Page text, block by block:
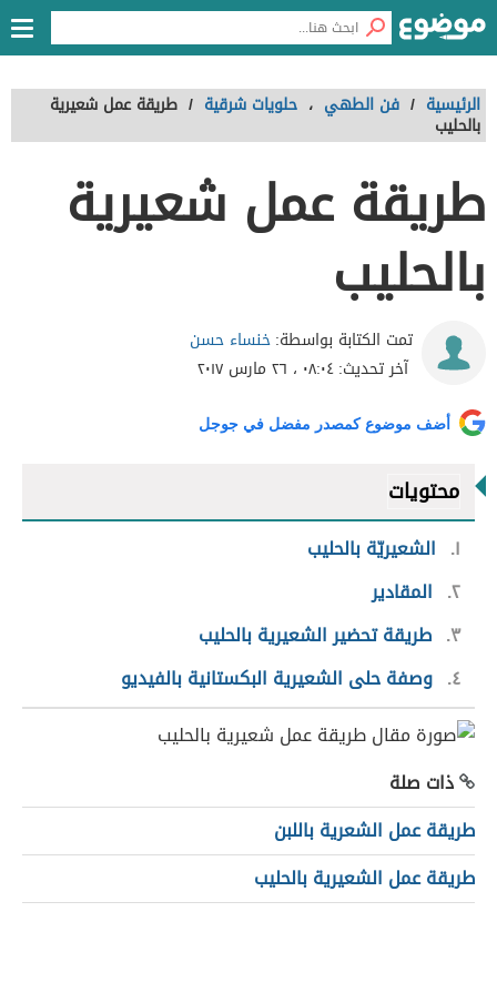
الرئيسية / فن الطهي ، حلويات شرقية / طريقة عمل شعيرية
بالحليب
طريقة عمل شعيرية
بالحليب
تمت الكتابة بواسطة:خنساء حسن
آخر تحديث:٠٨:٠٤ ، ٢٦ مارس ٢٠١٧
أضف موضوع كمصدر مفضل في جوجل
محتويات
١
الشعيريّة بالحليب
٢ المقادير
٣ طريقة تحضير الشعيرية بالحليب
٤ وصفة حلى الشعيرية البكستانية بالفيديو
ذات صلة
طريقة عمل الشعرية باللبن
طريقة عمل الشعيرية بالحليب